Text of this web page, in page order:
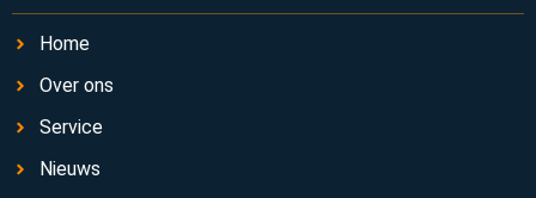
Home
Over ons
Service
Nieuws